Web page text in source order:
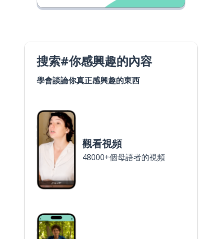
搜索#你感興趣的內容
學會談論你真正感興趣的東西
觀看視頻
48000+個母語者的視頻